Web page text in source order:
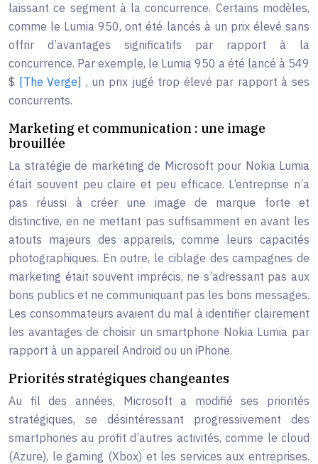
laissant ce segment à la concurrence. Certains modèles,
comme le Lumia 950, ont été lancés à un prix élevé sans
offrir d’avantages significatifs par rapport à la
concurrence. Par exemple, le Lumia 950 a été lancé à 549
$ [The Verge] , un prix jugé trop élevé par rapport à ses
concurrents.
Marketing et communication : une image
brouillée
La stratégie de marketing de Microsoft pour Nokia Lumia
était souvent peu claire et peu efficace. L’entreprise n’a
pas réussi à créer une image de marque forte et
distinctive, en ne mettant pas suffisamment en avant les
atouts majeurs des appareils, comme leurs capacités
photographiques. En outre, le ciblage des campagnes de
marketing était souvent imprécis, ne s’adressant pas aux
bons publics et ne communiquant pas les bons messages.
Les consommateurs avaient du mal à identifier clairement
les avantages de choisir un smartphone Nokia Lumia par
rapport à un appareil Android ou un iPhone.
Priorités stratégiques changeantes
Au fil des années, Microsoft a modifié ses priorités
stratégiques, se désintéressant progressivement des
smartphones au profit d’autres activités, comme le cloud
(Azure), le gaming (Xbox) et les services aux entreprises.